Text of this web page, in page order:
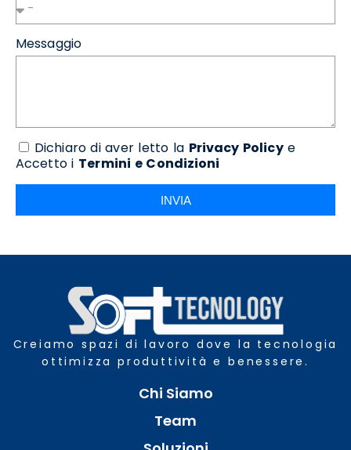
Messaggio
Dichiaro di aver letto la Privacy Policye
Accetto i Termini e Condizioni
INVIA
Creiamo spazi di lavoro dove la tecnologia
ottimizza produttività e benessere.
Chi Siamo
Team